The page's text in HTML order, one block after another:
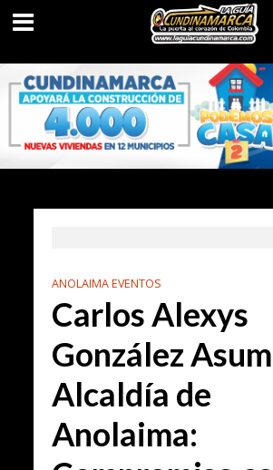
ANOLAIMA EVENTOS
Carlos Alexys
González
Alcaldía de
Anolaima: